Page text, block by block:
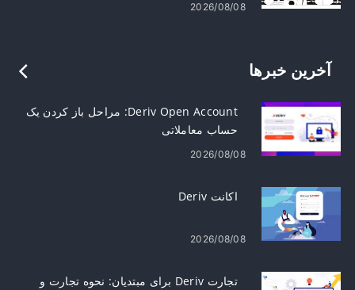
2026/08/08
آخرین خبرها
Deriv Open Account: مراحل باز کردن یک
حساب معاملاتی
2026/08/08
اکانت Deriv
2026/08/08
تجارت Deriv برای مبتدیان: نحوه تجارت و